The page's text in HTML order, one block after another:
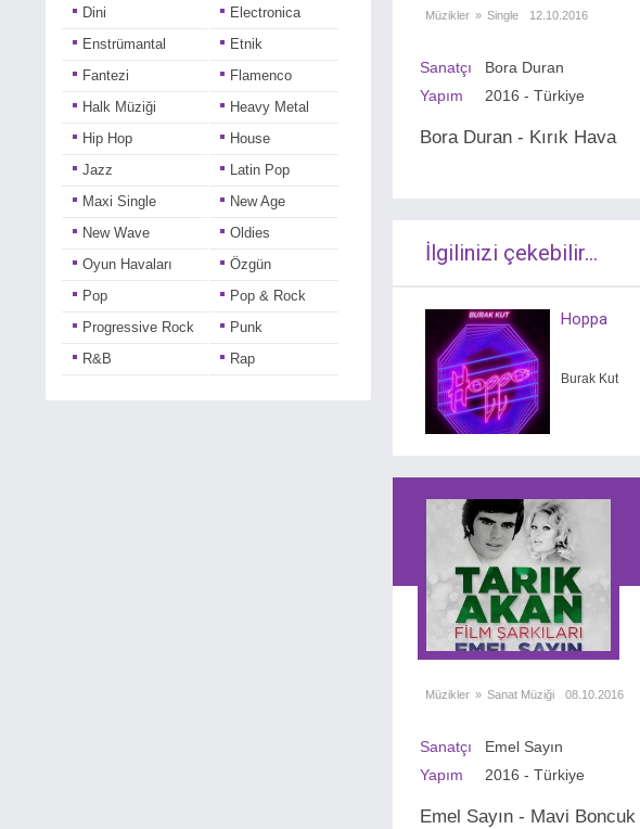
Dini
Electronica
Enstrümantal
Etnik
Fantezi
Flamenco
Halk Müziği
Heavy Metal
Hip Hop
House
Jazz
Latin Pop
Maxi Single
New Age
New Wave
Oldies
Oyun Havaları
Özgün
Pop
Pop & Rock
Progressive Rock
Punk
R&B
Rap
Müzikler » Single 12.10.2016
Sanatçı
Bora Duran
Yapım
2016 - Türkiye
Bora Duran - Kırık Hava
İlgilinizi çekebilir...
Hoppa
Burak Kut
Müzikler » Sanat Müziği 08.10.2016
Sanatçı
Emel Sayın
Yapım
2016 - Türkiye
Emel Sayın - Mavi Boncuk